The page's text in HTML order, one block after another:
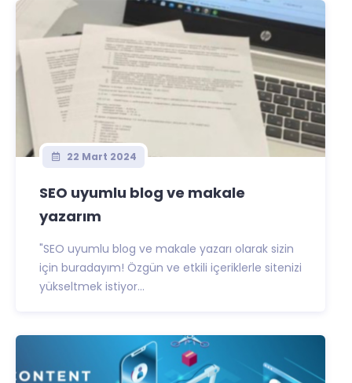
22 Mart 2024
SEO uyumlu blog ve makale
yazarım
"SEO uyumlu blog ve makale yazarı olarak sizin
için buradayım! Özgün ve etkili içeriklerle sitenizi
yükseltmek istiyor...